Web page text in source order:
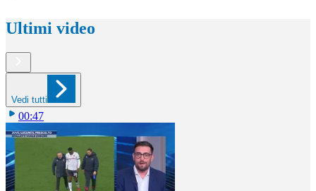
Ultimi video
Vedi tutti
00:47